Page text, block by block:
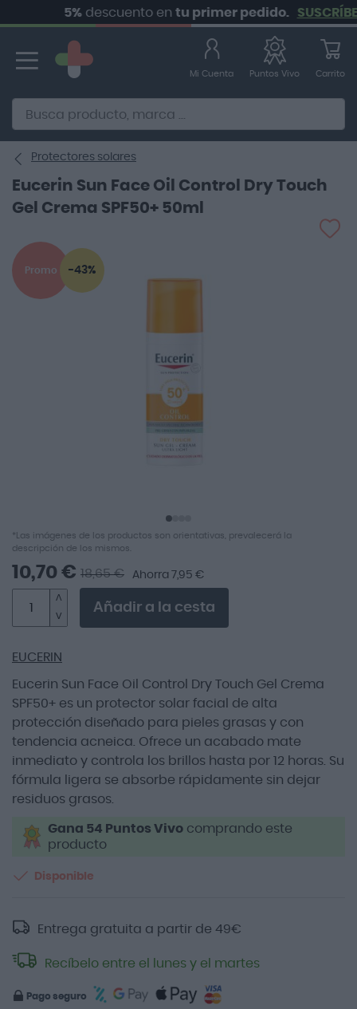
descuento entu primer pedido. SUSCRÍBETE
contenido
Alternative to Doofinder Ecommerce Search
Mi Cuenta Puntos Vivo Carrito
Protectores solares
Eucerin Sun Face Oil Control Dry Touch
Gel Crema SPF50+ 50ml
Promo -43%
Saltar
al
final
de
al
de
la
de
*Las imágenes de los productos son orientativas, prevalecerá la
descripción de los mismos.
EUCERIN
Eucerin Sun Face Oil Control Dry Touch Gel Crema
SPF50+ es un protector solar facial de alta
protección diseñado para pieles grasas y con
tendencia acneica. Ofrece un acabado mate
inmediato y controla los brillos hasta por 12 horas. Su
fórmula ligera se absorbe rápidamente sin dejar
residuos grasos.
Gana 54 Puntos Vivo comprando este
producto
10,70 € 18,65 € Ahorra 7,95 €
Añadir a la cesta
Disponible
Entrega gratuita a partir de 49€
Recíbelo entre el lunes y el martes
Pago seguro